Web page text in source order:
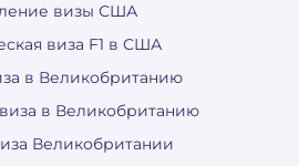
визы США
виза F1 в США
в Великобританию
в Великобританию
Великобритании